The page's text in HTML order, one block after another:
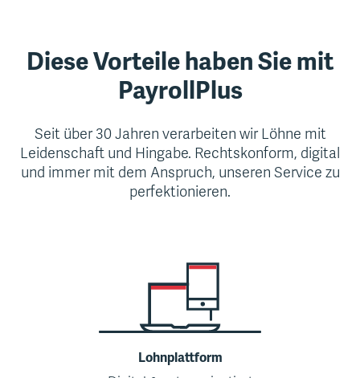
Diese Vorteile haben Sie mit
PayrollPlus
Seit über 30 Jahren verarbeiten wir Löhne mit
Leidenschaft und Hingabe. Rechtskonform, digital
und immer mit dem Anspruch, unseren Service zu
perfektionieren.
Lohnplattform